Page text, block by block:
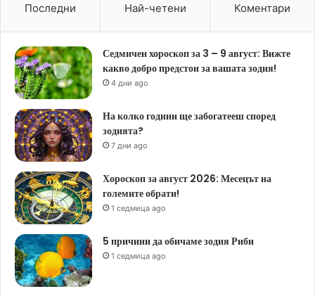
Последни Най-четени Коментари
Седмичен хороскоп за 3 – 9 август: Вижте
какво добро предстои за вашата зодия!
4 дни ago
На колко години ще забогатееш според
зодията?
7 дни ago
Хороскоп за август 2026: Месецът на
големите обрати!
1 седмица ago
5 причини да обичаме зодия Риби
1 седмица ago